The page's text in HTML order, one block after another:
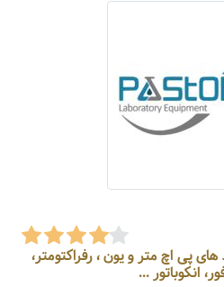
وارد کننده ، فروشنده الکترود های پی اچ متر و یون ، رفراکتومتر،
انکوباتور ...